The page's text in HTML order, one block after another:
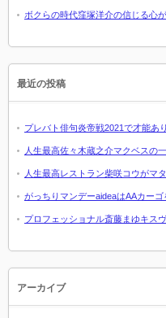
ボクらの時代窪塚洋介の信じる心
最近の投稿
プレバト俳句炎帝戦2021で才能あ
人生最高佐々木蔵之介マクベスの
人生最高レストラン柴咲コウがマ
がっちりマンデーaideaはAAカー
プロフェッショナル斎藤まゆキス
アーカイブ